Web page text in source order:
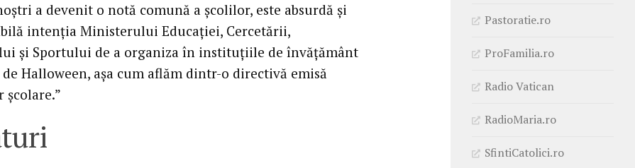
a devenit o notă comună a şcolilor, este absurdă şi
intenţia Ministerului Educaţiei, Cercetării,
şi Sportului de a organiza în instituţiile de învăţământ
Halloween, aşa cum aflăm dintr-o directivă emisă
Pastoratie.ro
ProFamilia.ro
Radio Vatican
RadioMaria.ro
SfintiCatolici.ro